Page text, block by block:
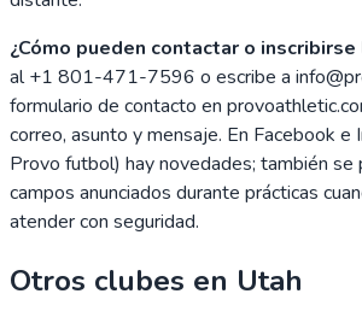
¿Cómo pueden contactar o
al +1 801-471-7596 o escribe a
formulario de contacto en
correo, asunto y mensaje. En Facebook e
Provo futbol) hay novedades; también se
campos anunciados durante prácticas
atender con seguridad.
Otros clubes en Utah